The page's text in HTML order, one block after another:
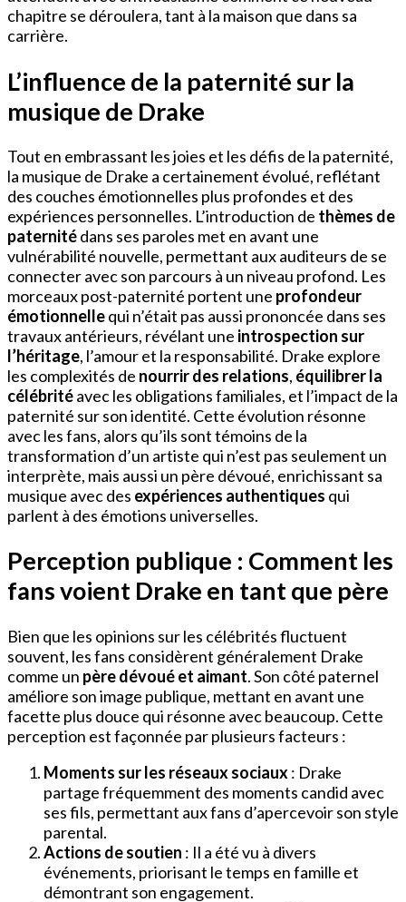
chapitre se déroulera, tant à la maison que dans sa
carrière.
L’influence de la paternité sur la
musique de Drake
Tout en embrassant les joies et les défis de la paternité,
la musique de Drake a certainement évolué, reflétant
des couches émotionnelles plus profondes et des
expériences personnelles. L’introduction de thèmes de
paternitédans ses paroles met en avant une
vulnérabilité nouvelle, permettant aux auditeurs de se
connecter avec son parcours à un niveau profond. Les
morceaux post-paternité portent une profondeur
émotionnellequi n’était pas aussi prononcée dans ses
travaux antérieurs, révélant une introspection sur
l’héritage, l’amour et la responsabilité. Drake explore
les complexités de nourrir des relations, équilibrer la
célébritéavec les obligations familiales, et l’impact de la
paternité sur son identité. Cette évolution résonne
avec les fans, alors qu’ils sont témoins de la
transformation d’un artiste qui n’est pas seulement un
interprète, mais aussi un père dévoué, enrichissant sa
musique avec des expériences authentiques qui
parlent à des émotions universelles.
Perception publique : Comment les
fans voient Drake en tant que père
Bien que les opinions sur les célébrités fluctuent
souvent, les fans considèrent généralement Drake
comme un père dévoué et aimant. Son côté paternel
améliore son image publique, mettant en avant une
facette plus douce qui résonne avec beaucoup. Cette
perception est façonnée par plusieurs facteurs :
Moments sur les réseaux sociaux: Drake
partage fréquemment des moments candid avec
ses fils, permettant aux fans d’apercevoir son style
parental.
Actions de soutien : Il a été vu à divers
événements, priorisant le temps en famille et
démontrant son engagement.